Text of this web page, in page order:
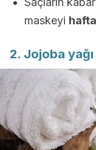
maskeyi
2. Jojoba